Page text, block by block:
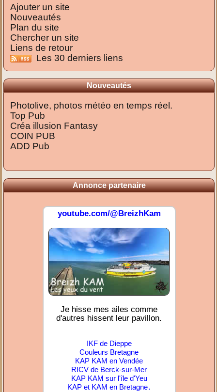
Ajouter un site
Nouveautés
Plan du site
Chercher un site
Liens de retour
Les 30 derniers liens
Nouveautés
Photolive, photos météo en temps réel.
Top Pub
Créa illusion Fantasy
COIN PUB
ADD Pub
Annonce partenaire
youtube.com/@BreizhKam
Je hisse mes ailes comme
d'autres hissent leur pavillon.
IKF de Dieppe
Couleurs Bretagne
KAP KAM en Vendée
RICV de Berck-sur-Mer
KAP KAM sur l'île d'Yeu
KAP et KAM en Bretagne.